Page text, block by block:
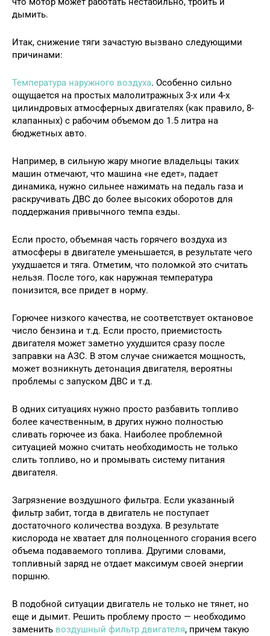
дымить.
Итак, снижение тяги зачастую вызвано следующими
причинами:
Температура наружного воздуха. Особенно сильно
ощущается на простых малолитражных 3-х или 4-х
цилиндровых атмосферных двигателях (как правило, 8-
клапанных) с рабочим объемом до 1.5 литра на
бюджетных авто.
Например, в сильную жару многие владельцы таких
машин отмечают, что машина «не едет», падает
динамика, нужно сильнее нажимать на педаль газа и
раскручивать ДВС до более высоких оборотов для
поддержания привычного темпа езды.
Если просто, объемная часть горячего воздуха из
атмосферы в двигателе уменьшается, в результате чего
ухудшается и тяга. Отметим, что поломкой это считать
нельзя. После того, как наружная температура
понизится, все придет в норму.
Горючее низкого качества, не соответствует октановое
число бензина и т.д. Если просто, приемистость
двигателя может заметно ухудшится сразу после
заправки на АЗС. В этом случае снижается мощность,
может возникнуть детонация двигателя, вероятны
проблемы с запуском ДВС и т.д.
В одних ситуациях нужно просто разбавить топливо
более качественным, в других нужно полностью
сливать горючее из бака. Наиболее проблемной
ситуацией можно считать необходимость не только
слить топливо, но и промывать систему питания
двигателя.
Загрязнение воздушного фильтра. Если указанный
фильтр забит, тогда в двигатель не поступает
достаточного количества воздуха. В результате
кислорода не хватает для полноценного сгорания всего
объема подаваемого топлива. Другими словами,
топливный заряд не отдает максимум своей энергии
поршню.
В подобной ситуации двигатель не только не тянет, но
еще и дымит. Решить проблему просто — необходимо
заменить воздушный фильтр двигателя, причем такую